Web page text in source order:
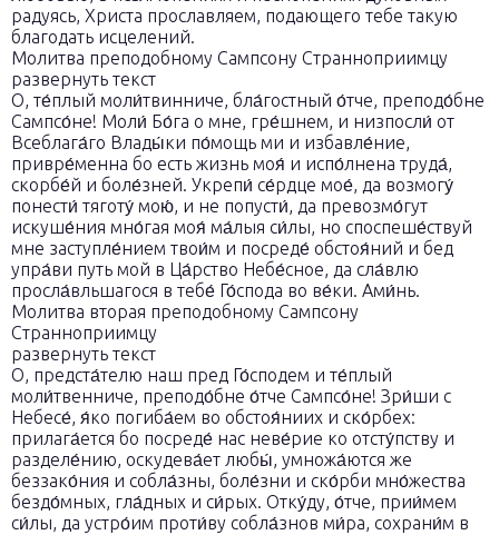
радуясь, Христа прославляем, подающего тебе такую
благодать исцелений.
Молитва преподобному Сампсону Странноприимцу
развернуть текст
О, те́плый моли́твинниче, бла́гостный о́тче, преподо́бне
Сампсо́не! Моли́ Бо́га о мне, гре́шнем, и низпосли́ от
Всеблага́го Влады́ки по́мощь ми и избавле́ние,
привре́менна бо есть жизнь моя́ и испо́лнена труда́,
скорбе́й и боле́зней. Укрепи́ се́рдце мое́, да возмогу́
понести́ тяготу́ мою́, и не попусти́, да превозмо́гут
искуше́ния мно́гая моя́ ма́лыя си́лы, но споспеше́ствуй
мне заступле́нием твои́м и посреде́ обстоя́ний и бед
упра́ви путь мой в Ца́рство Небе́сное, да сла́влю
просла́вльшагося в тебе́ Го́спода во ве́ки. Ами́нь.
Молитва вторая преподобному Сампсону
Странноприимцу
развернуть текст
О, предста́телю наш пред Го́сподем и те́плый
моли́твенниче, преподо́бне о́тче Сампсо́не! Зри́ши с
Небесе́, я́ко погиба́ем во обстоя́ниих и ско́рбех:
прилага́ется бо посреде́ нас неве́рие ко отсту́пству и
разделе́нию, оскудева́ет любы́, умножа́ются же
беззако́ния и собла́зны, боле́зни и ско́рби мно́жества
бездо́мных, гла́дных и си́рых. Отку́ду, о́тче, прии́мем
си́лы, да устро́им проти́ву собла́знов ми́ра, сохрани́м в